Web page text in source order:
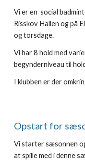
Vi er en social
Risskov Hallen og på
og torsdage.
Vi har 8 hold med
begynderniveau til
I klubben er der
Opstart for
Vi starter sæsonnen
at spille med i denne